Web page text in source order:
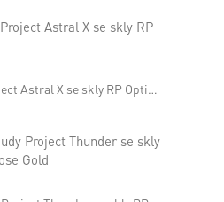
Sluneční brýle Rudy Project Astral X se skly RP Optics Multilaser Blue